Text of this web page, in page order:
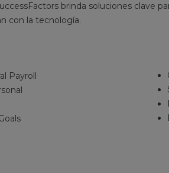
brinda soluciones clave
con la tecnología.
Payroll